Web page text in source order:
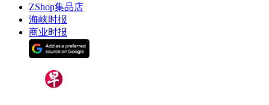
ZShop集品店
海峡时报
商业时报